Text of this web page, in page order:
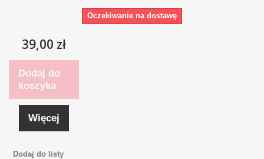
Oczekiwanie na dostawę
39,00 zł
Dodaj do
koszyka
Więcej
Dodaj do listy